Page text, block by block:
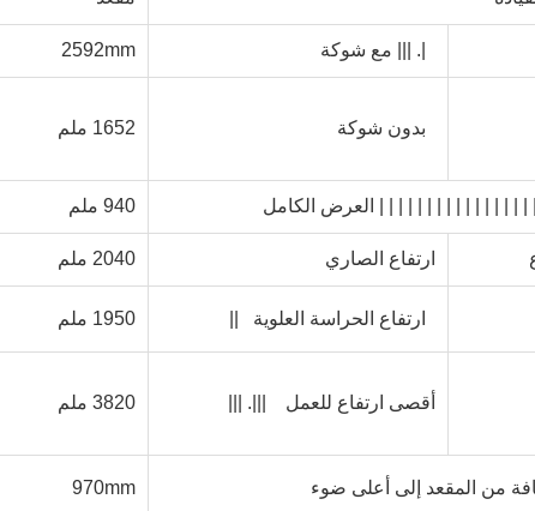
|. ||| مع شوكة 2592mm
بدون شوكة 1652 ملم
العرض الكامل 940 ملم
ارتفاع الصاري 2040 ملم
ارتفاع الحراسة العلوية || 1950 ملم
أقصى ارتفاع للعمل |||. ||| 3820 ملم
من المقعد إلى أعلى ضوء 970mm